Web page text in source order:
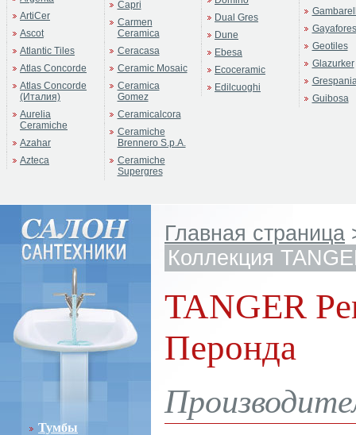
ArtiCer
Ascot
Atlantic Tiles
Atlas Concorde
Atlas Concorde
(Италия)
Aurelia
Ceramiche
Azahar
Azteca
Capri
Carmen
Ceramica
Ceracasa
Ceramic Mosaic
Ceramica
Gomez
Ceramicalcora
Ceramiche
Brennero S.p.A.
Ceramiche
Supergres
Dual Gres
Dune
Ebesa
Ecoceramic
Edilcuoghi
Gayafores
Geotiles
Glazurker
Guibosa
Тумбы
Главная страница
Коллекция
TANGER
Перонда